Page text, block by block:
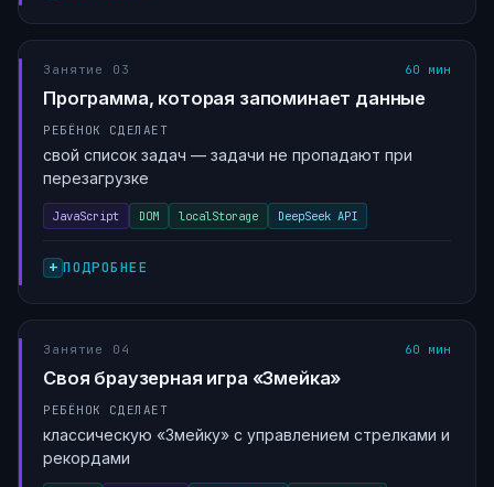
Занятие 03 60 мин
Программа, которая запоминает данные
РЕБЁНОК СДЕЛАЕТ
свой список задач — задачи не пропадают при
перезагрузке
JavaScript DOM localStorage DeepSeek API
ПОДРОБНЕЕ
Занятие 04 60 мин
Своя браузерная игра «Змейка»
РЕБЁНОК СДЕЛАЕТ
классическую «Змейку» с управлением стрелками и
рекордами